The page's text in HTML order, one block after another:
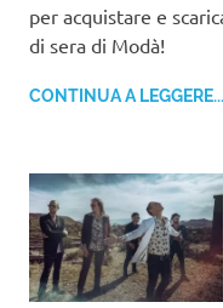
per acquistare e
di sera di Modà!
CONTINUA A LEGGERE...